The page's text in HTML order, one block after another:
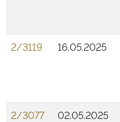
2/3119
16.05.2025
2/3077
02.05.2025